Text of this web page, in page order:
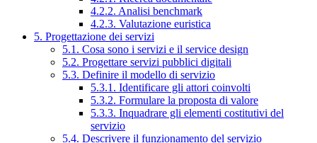
4.2.2. Analisi benchmark
4.2.3. Valutazione euristica
5. Progettazione dei servizi
5.1. Cosa sono i servizi e il service design
5.2. Progettare servizi pubblici digitali
5.3. Definire il modello di servizio
5.3.1. Identificare gli attori coinvolti
5.3.2. Formulare la proposta di valore
5.3.3. Inquadrare gli elementi costitutivi del
servizio
5.4. Descrivere il funzionamento del servizio